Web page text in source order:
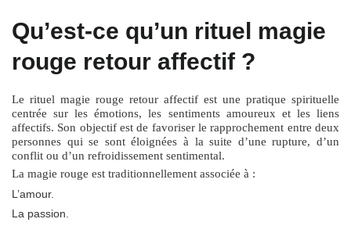
Qu’est-ce qu’un rituel magie
rouge retour affectif ?
Le rituel magie rouge retour affectif est une pratique spirituelle
centrée sur les émotions, les sentiments amoureux et les liens
affectifs. Son objectif est de favoriser le rapprochement entre deux
personnes qui se sont éloignées à la suite d’une rupture, d’un
conflit ou d’un refroidissement sentimental.
La magie rouge est traditionnellement associée à :
L’amour.
La passion.